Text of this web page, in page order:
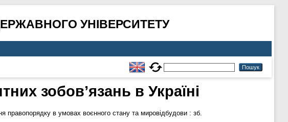
УНІВЕРСИТЕТУ
зобов’язань в Україні
правопорядку в умовах воєнного стану та мировідбудови : зб.